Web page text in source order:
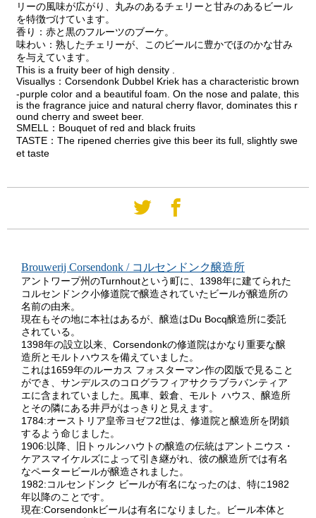
リーの風味が広がり、丸みのあるチェリーと甘みのあるビール
を特徴づけています。
香り：赤と黒のフルーツのブーケ。
味わい：熟したチェリーが、このビールに豊かでほのかな甘み
を与えています。
This is a fruity beer of high density .
Visuallys：Corsendonk Dubbel Kriek has a characteristic brown
-purple color and a beautiful foam. On the nose and palate, this
is the fragrance juice and natural cherry flavor, dominates this r
ound cherry and sweet beer.
SMELL：Bouquet of red and black fruits
TASTE：The ripened cherries give this beer its full, slightly swe
et taste
Brouwerij Corsendonk / コルセンドンク醸造所
アントワープ州のTurnhoutという町に、1398年に建てられた
コルセンドンク小修道院で醸造されていたビールが醸造所の
名前の由来。
現在もその地に本社はあるが、醸造はDu Bocq醸造所に委託
されている。
1398年の設立以来、Corsendonkの修道院はかなり重要な醸
造所とモルトハウスを備えていました。
これは1659年のルーカス フォスターマン作の図版で見ること
ができ、サンデルスのコログラフィアサクラブラバンティア
エに含まれていました。風車、穀倉、モルト ハウス、醸造所
とその隣にある井戸がはっきりと見えます。
1784:オーストリア皇帝ヨゼフ2世は、修道院と醸造所を閉鎖
するよう命じました。
1906:以降、旧トゥルンハウトの醸造の伝統はアントニウス・
ケアスマイケルズによって引き継がれ、彼の醸造所では有名
なペータービールが醸造されました。
1982:コルセンドンク ビールが有名になったのは、特に1982
年以降のことです。
現在:Corsendonkビールは有名になりました。ビール本体と